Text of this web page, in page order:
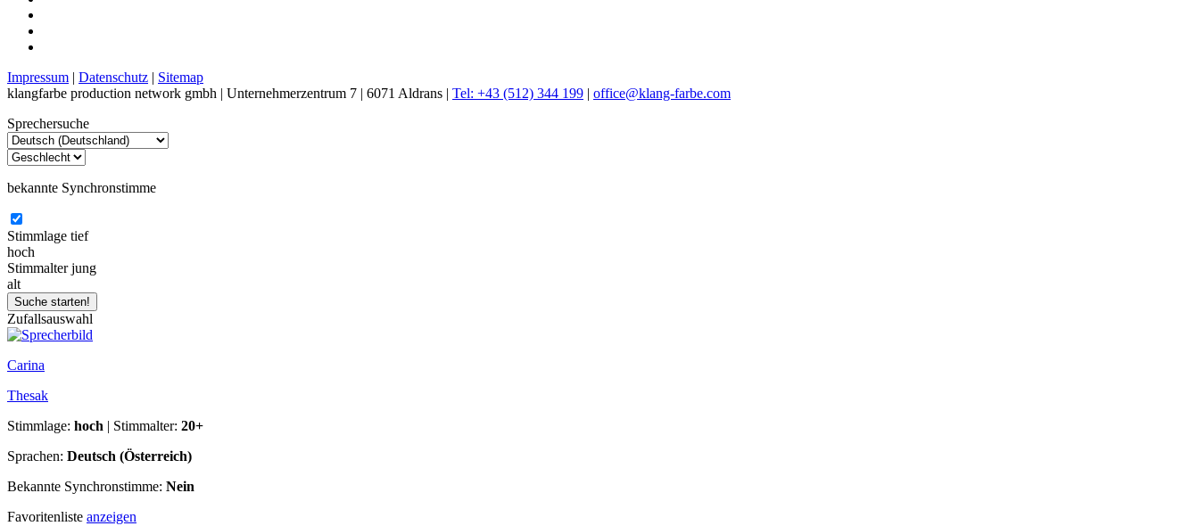
Impressum | Datenschutz | Sitemap
klangfarbe production network gmbh | Unternehmerzentrum 7 | 6071 Aldrans | Tel: +43 (512) 344 199 | office@klang-farbe.com
Sprechersuche
bekannte Synchronstimme
Stimmlage tief
hoch
Stimmalter jung
alt
Zufallsauswahl
Carina
Thesak
Stimmlage: hoch | Stimmalter: 20+
Sprachen: Deutsch (Österreich)
Bekannte Synchronstimme: Nein
Favoritenliste anzeigen